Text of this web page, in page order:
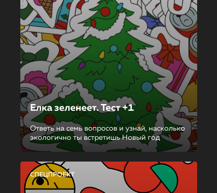
Елка зеленеет. Тест +1
Ответь на семь вопросов и узнай, насколько
экологично ты встретишь Новый год
СПЕЦПРОЕКТ